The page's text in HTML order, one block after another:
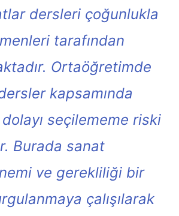
dersleri çoğunlukla
tarafından
Ortaöğretimde
kapsamında
seçilememe riski
Burada sanat
ve gerekliliği bir
çalışılarak